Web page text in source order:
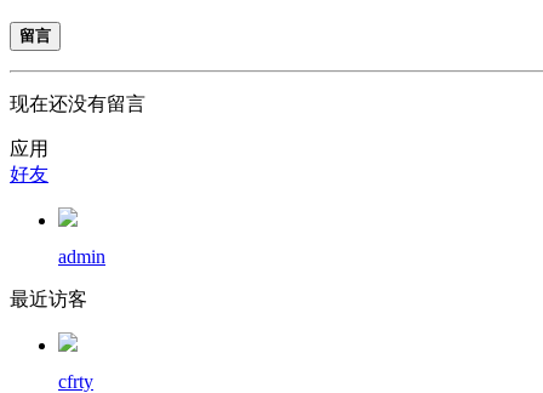
留言
现在还没有留言
应用
好友
admin
最近访客
cfrty